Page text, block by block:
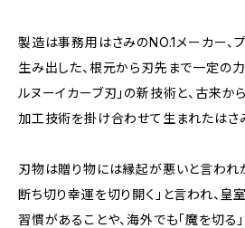
製造は事務用はさみのNO.1メーカー、
生み出した、根元から刃先まで一定の
ルヌーイカーブ刃」の新技術と、古来か
加工技術を掛け合わせて生まれたはさ
刃物は贈り物には縁起が悪いと言われ
断ち切り幸運を切り開く」と言われ、皇
習慣があることや、海外でも「魔を切る